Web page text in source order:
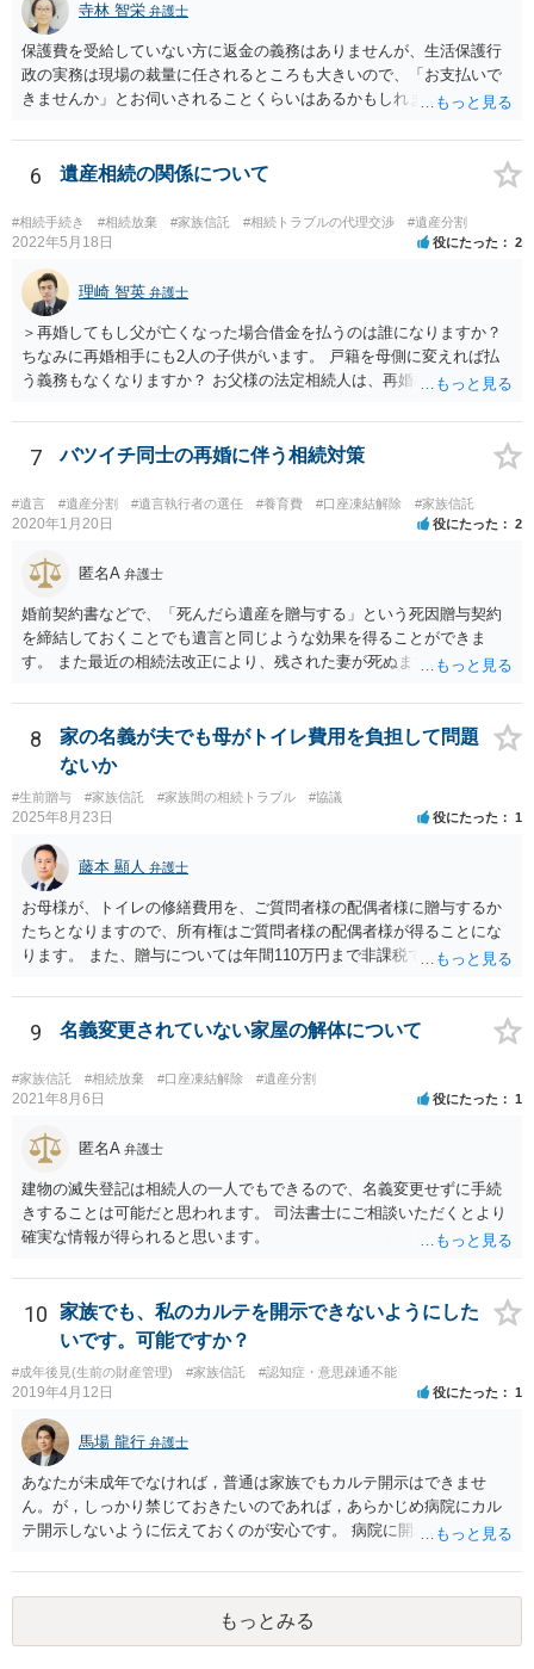
寺林 智栄 弁護士
保護費を受給していない方に返金の義務はありませんが、生活保護行
政の実務は現場の裁量に任されるところも大きいので、「お支払いで
きませんか」とお伺いされることくらいはあるかもしれません。 通報
考えてご判断いただくのが良いと思います。
6 遺産相続の関係について
#相続手続き #相続放棄 #家族信託 #相続トラブルの代理交渉 #遺産分割
2022年5月18日 役にたった 2
理崎 智英 弁護士
＞再婚してもし父が亡くなった場合借金を払うのは誰になりますか？
ちなみに再婚相手にも2人の子供がいます。 戸籍を母側に変えれば払
う義務もなくなりますか？ お父様の法定相続人は、再婚相手とご相談
戸籍がどこにあるのかは関係ありません。 ただし、お父様が亡くなっ
たことを知ってから３か月以内に家庭裁判所にて「相続放棄」の手続
7 バツイチ同士の再婚に伴う相続対策
#遺言 #遺産分割 #遺言執行者の選任 #養育費 #口座凍結解除 #家族信託
2020年1月20日 役にたった 2
匿名A 弁護士
婚前契約書などで、「死んだら遺産を贈与する」という死因贈与契約
を締結しておくことでも遺言と同じような効果を得ることができま
す。 また最近の相続法改正により、残された妻が死ぬまで家に住み続
で、その制度を活用する方法も考えられます。 もし契約書の作成まで
視野に入れておられる場合は、お近くの弁護士、できれば相続に強い
弁護士にご相談なさるとよいでしょう。
8
家の名義が夫でも母がトイレ費用を負担して問題
ないか
#生前贈与 #家族信託 #家族間の相続トラブル #協議
2025年8月23日 役にたった 1
藤本 顯人 弁護士
お母様が、トイレの修繕費用を、ご質問者様の配偶者様に贈与するか
たちとなりますので、所有権はご質問者様の配偶者様が得ることにな
ります。 また、贈与については年間110万円まで非課税であり、トイ
9 名義変更されていない家屋の解体について
#家族信託 #相続放棄 #口座凍結解除 #遺産分割
2021年8月6日 役にたった 1
匿名A 弁護士
建物の滅失登記は相続人の一人でもできるので、名義変更せずに手続
きすることは可能だと思われます。 司法書士にご相談いただくとより
確実な情報が得られると思います。
10
家族でも、私のカルテを開示できないようにした
いです。可能ですか？
#成年後見(生前の財産管理) #家族信託 #認知症・意思疎通不能
2019年4月12日 役にたった 1
馬場 龍行 弁護士
あなたが未成年でなければ，普通は家族でもカルテ開示はできませ
ん。が，しっかり禁じておきたいのであれば，あらかじめ病院にカル
テ開示しないように伝えておくのが安心です。 病院に開示しないよう
可能性は低いのでコストパフォーマンスとしてはどうかなという感じ
がします。
もっとみる